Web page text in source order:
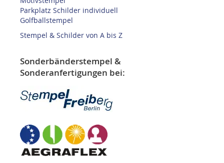
Parkplatz Schilder individuell
Golfballstempel
Stempel & Schilder von A bis Z
Sonderbänderstempel &
Sonderanfertigungen bei: